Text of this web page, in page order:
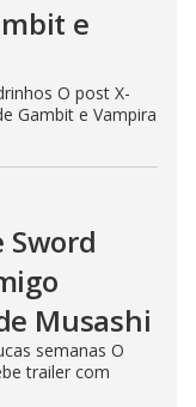
e
O post X-
Gambit e Vampira
Musashi
semanas O
trailer com